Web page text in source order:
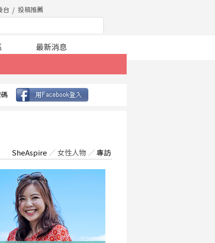
台 投稿推薦
最新消息
SheAspire ／ 女性人物 ／專訪